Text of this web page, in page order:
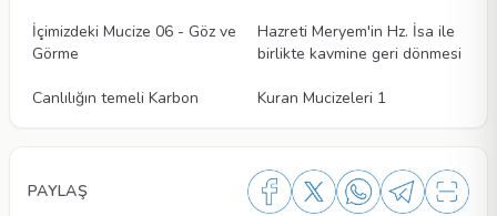
İçimizdeki Mucize 06 - Göz ve
Görme
Hazreti Meryem'in Hz. İsa ile
birlikte kavmine geri dönmesi
Canlılığın temeli Karbon Kuran Mucizeleri 1
PAYLAŞ